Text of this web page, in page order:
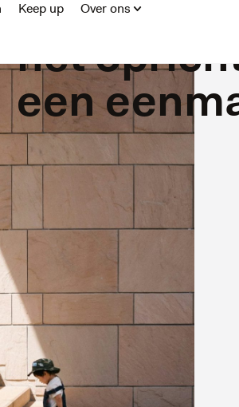
Keep up Over ons
het
een